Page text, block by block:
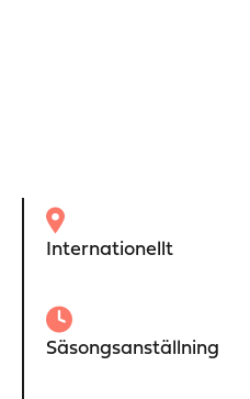
Internationellt
Säsongsanställning